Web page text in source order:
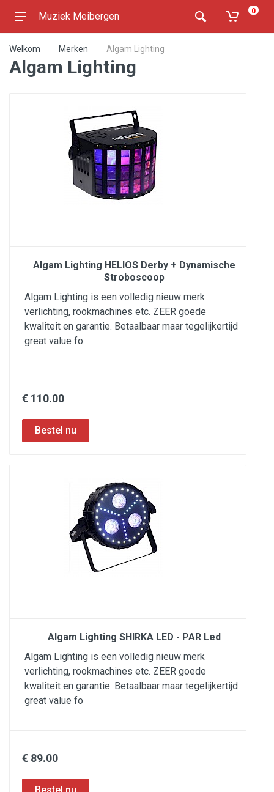
Muziek Meibergen 0
Welkom Merken Algam Lighting
Algam Lighting
Algam Lighting HELIOS Derby + Dynamische
Stroboscoop
Algam Lighting is een volledig nieuw merk
verlichting, rookmachines etc. ZEER goede
kwaliteit en garantie. Betaalbaar maar tegelijkertijd
great value fo
€ 110.00
Algam Lighting SHIRKA LED - PAR Led
Algam Lighting is een volledig nieuw merk
verlichting, rookmachines etc. ZEER goede
kwaliteit en garantie. Betaalbaar maar tegelijkertijd
great value fo
€ 89.00